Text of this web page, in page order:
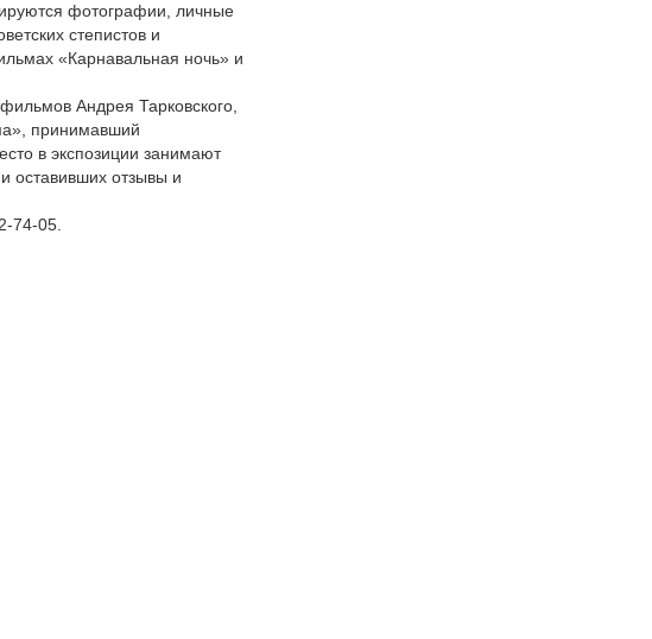
фотографии, личные
степистов и
«Карнавальная ночь» и
Андрея Тарковского,
принимавший
в экспозиции занимают
оставивших отзывы и
74-05.